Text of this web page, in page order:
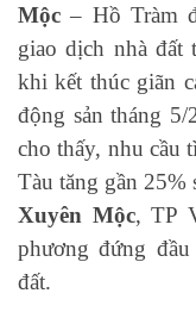
Mộc – Hồ Tràm
giao dịch nhà đất
khi kết thúc giãn
động sản tháng 5/
cho thấy, nhu cầu
Tàu tăng gần
Xuyên Mộc, TP
phương đứng
đất.